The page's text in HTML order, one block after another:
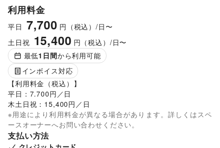
利用料金
平日 7,700 円（税込）/日〜
土日祝 15,400 円（税込）/日〜
最低1 日間から利用可能
インボイス対応
【利用料金（税込）】
平日：7.700円／日
木土日祝：15,400円／日
※用途により利用料金が異なる場合があります。詳しくはスペ
ースオーナーへお問い合わせください。
支払い方法